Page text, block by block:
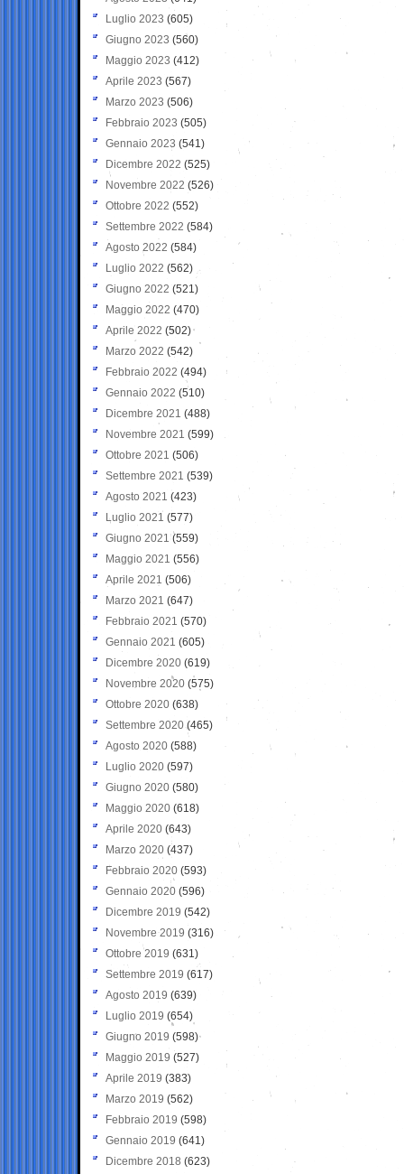
Luglio 2023 (605)
Giugno 2023 (560)
Maggio 2023 (412)
Aprile 2023 (567)
Marzo 2023 (506)
Febbraio 2023 (505)
Gennaio 2023 (541)
Dicembre 2022 (525)
Novembre 2022 (526)
Ottobre 2022 (552)
Settembre 2022 (584)
Agosto 2022 (584)
Luglio 2022 (562)
Giugno 2022 (521)
Maggio 2022 (470)
Aprile 2022 (502)
Marzo 2022 (542)
Febbraio 2022 (494)
Gennaio 2022 (510)
Dicembre 2021 (488)
Novembre 2021 (599)
Ottobre 2021 (506)
Settembre 2021 (539)
Agosto 2021 (423)
Luglio 2021 (577)
Giugno 2021(559)
Maggio 2021 (556)
Aprile 2021 (506)
Marzo 2021 (647)
Febbraio 2021 (570)
Gennaio 2021 (605)
Dicembre 2020 (619)
Novembre 2020 (575)
Ottobre 2020 (638)
Settembre 2020(465)
Agosto 2020 (588)
Luglio 2020 (597)
Giugno 2020 (580)
Maggio 2020 (618)
Aprile 2020 (643)
Marzo 2020 (437)
Febbraio 2020 (593)
Gennaio 2020 (596)
Dicembre 2019 (542)
Novembre 2019 (316)
Ottobre 2019 (631)
Settembre 2019 (617)
Agosto 2019 (639)
Luglio 2019 (654)
Giugno 2019 (598)
Maggio 2019 (527)
Aprile 2019 (383)
Marzo 2019 (562)
Febbraio 2019 (598)
Gennaio 2019 (641)
Dicembre 2018 (623)